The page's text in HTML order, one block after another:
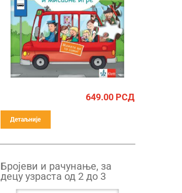
649.00РСД
Детаљније
Бројеви и рачунање, за
децу узраста од 2 до 3
године